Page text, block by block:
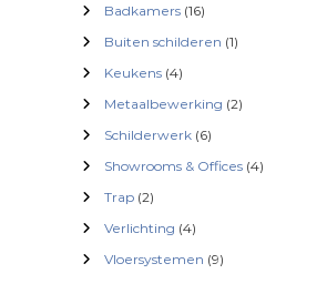
Badkamers (16)
Buiten schilderen (1)
Keukens (4)
Metaalbewerking (2)
Schilderwerk (6)
Showrooms & Offices (4)
Trap (2)
Verlichting (4)
Vloersystemen (9)